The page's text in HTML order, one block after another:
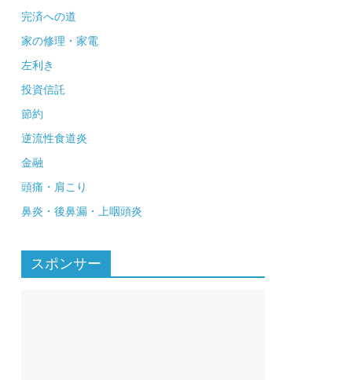
完済への道
家の修理・家電
左利き
投資信託
節約
逆流性食道炎
金融
頭痛・肩こり
鼻炎・後鼻漏・上咽頭炎
スポンサー